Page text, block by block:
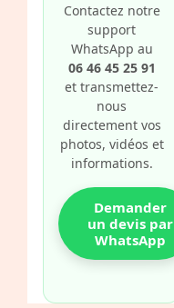
Contactez notre
support
WhatsApp au
06 46 45 25 91
et transmettez-
nous
directement vos
photos, vidéos et
informations.
Demander
un devis par
WhatsApp